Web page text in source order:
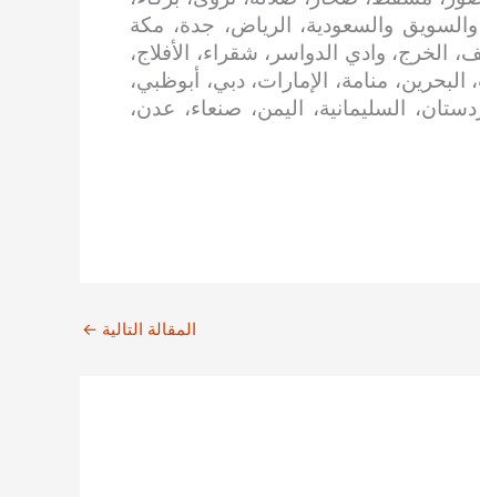
والسعودية، الرياض، جدة، مكة
الخرج، وادي الدواسر، شقراء، الأفلاج،
منامة، الإمارات، دبي، أبوظبي،
السليمانية، اليمن، صنعاء، عدن،
المقالة التالية ←